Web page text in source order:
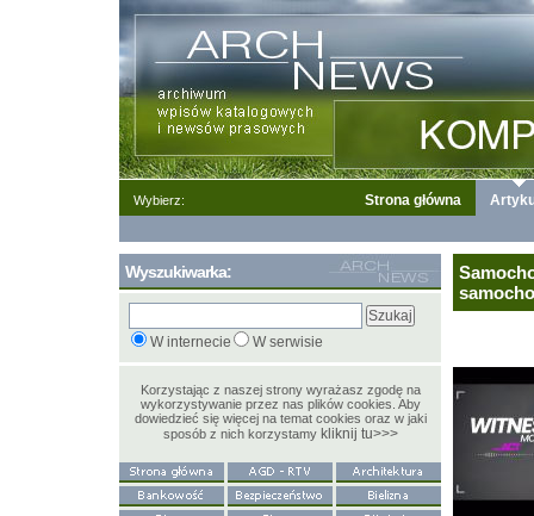
Wybierz: Strona główna
Wyszukiwarka:
W internecie W serwisie
Korzystając z naszej strony wyrażasz zgodę na
wykorzystywanie przez nas plików cookies. Aby
dowiedzieć się więcej na temat cookies oraz w jaki
sposób z nich korzystamy kliknij tu>>>